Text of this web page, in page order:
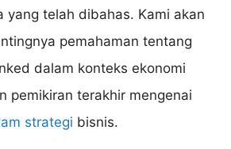
yang telah dibahas. Kami akan
pemahaman tentang
dalam konteks ekonomi
pemikiran terakhir mengenai
strategi bisnis.